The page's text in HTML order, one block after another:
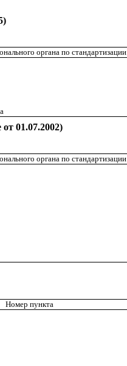
органа по стандартизации
01.07.2002)
органа по стандартизации
Номер пункта